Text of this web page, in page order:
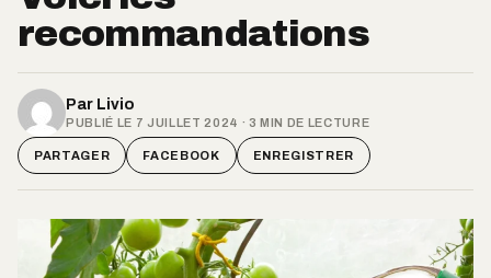
recommandations
Par Livio
PUBLIÉ LE 7 JUILLET 2024 · 3 MIN DE LECTURE
PARTAGER FACEBOOK ENREGISTRER